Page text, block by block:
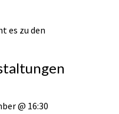
es zu den
@ 16:30